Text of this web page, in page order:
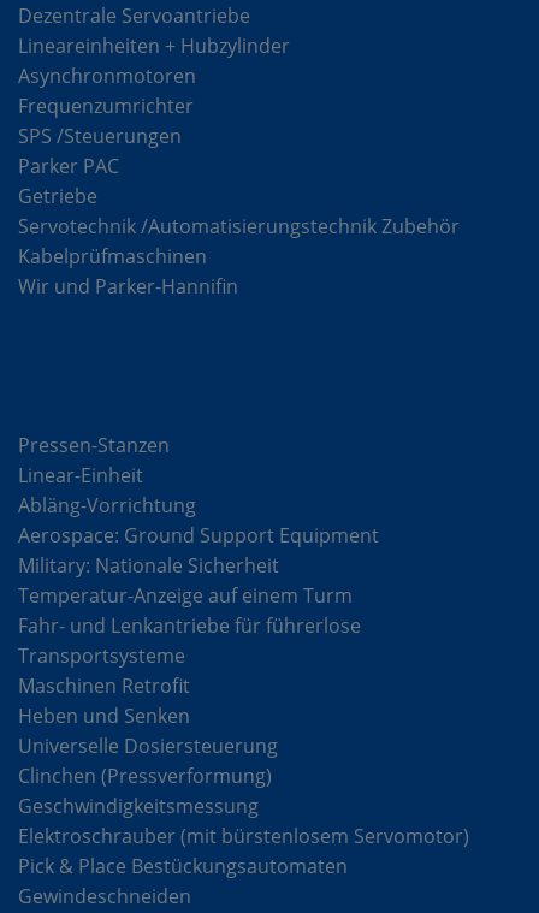
Dezentrale Servoantriebe
Lineareinheiten + Hubzylinder
Asynchronmotoren
Frequenzumrichter
SPS /Steuerungen
Parker PAC
Getriebe
Servotechnik /Automatisierungstechnik Zubehör
Kabelprüfmaschinen
Wir und Parker-Hannifin
Pressen-Stanzen
Linear-Einheit
Abläng-Vorrichtung
Aerospace: Ground Support Equipment
Military: Nationale Sicherheit
Temperatur-Anzeige auf einem Turm
Fahr- und Lenkantriebe für führerlose
Transportsysteme
Maschinen Retrofit
Heben und Senken
Universelle Dosiersteuerung
Clinchen (Pressverformung)
Geschwindigkeitsmessung
Elektroschrauber (mit bürstenlosem Servomotor)
Pick & Place Bestückungsautomaten
Gewindeschneiden